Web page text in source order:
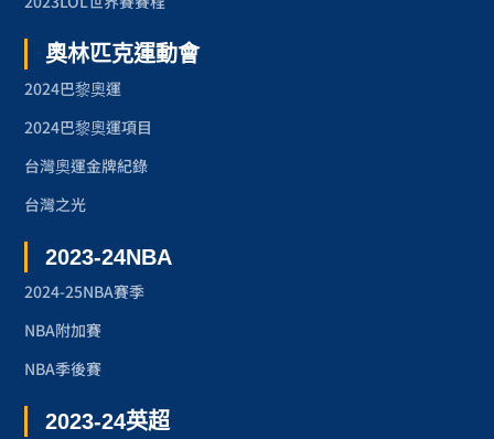
奧林匹克運動會
2024巴黎奧運
2024巴黎奧運項目
台灣奧運金牌紀錄
台灣之光
2023-24NBA
2024-25NBA賽季
NBA附加賽
NBA季後賽
2023-24英超